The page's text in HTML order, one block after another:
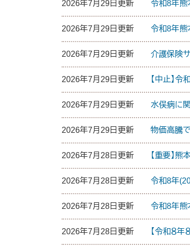
2026年7月29日更新 令和8年熊
2026年7月29日更新 令和8年熊
2026年7月29日更新 介護保険
2026年7月29日更新 【中止】
2026年7月29日更新 水俣病に
2026年7月29日更新 物価高騰
2026年7月28日更新 【重要】
2026年7月28日更新 令和8年
2026年7月28日更新 令和8年熊
2026年7月28日更新 【令和８